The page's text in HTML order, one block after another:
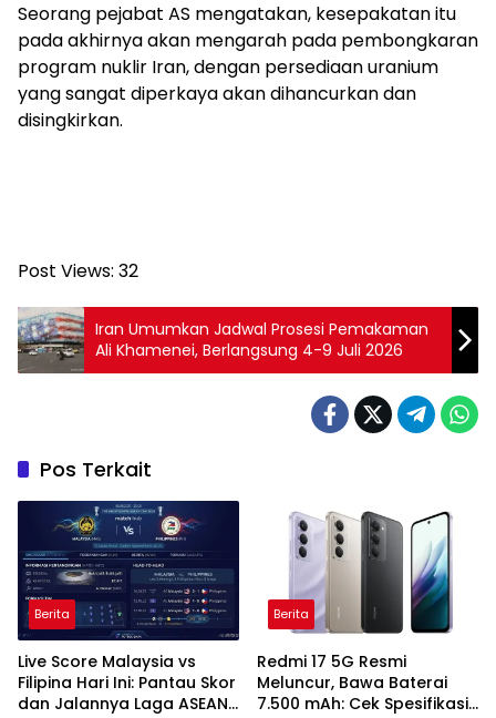
Seorang pejabat AS mengatakan, kesepakatan itu
pada akhirnya akan mengarah pada pembongkaran
program nuklir Iran, dengan persediaan uranium
yang sangat diperkaya akan dihancurkan dan
disingkirkan.
Post Views: 32
Iran Umumkan Jadwal Prosesi Pemakaman
Ali Khamenei, Berlangsung 4-9 Juli 2026
Pos Terkait
Berita
Live Score Malaysia vs
Filipina Hari Ini: Pantau Skor
dan Jalannya Laga ASEAN
Berita
Redmi 17 5G Resmi
Meluncur, Bawa Baterai
7.500 mAh: Cek Spesifikasi